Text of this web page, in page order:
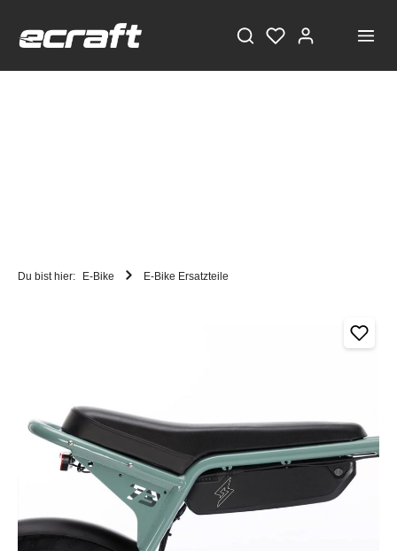
Du bist hier: E-Bike E-Bike Ersatzteile